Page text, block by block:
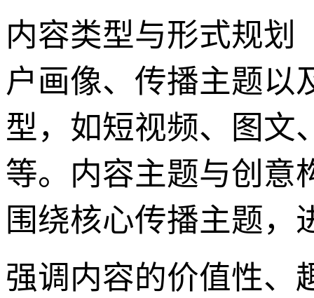
内容类型与形式规划
户画像、传播主题以
型，如短视频、图文
等。内容主题与创意
围绕核心传播主题，
强调内容的价值性、